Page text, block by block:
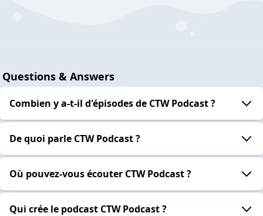
Questions & Answers
Combien y a-t-il d'épisodes de CTW Podcast ?
De quoi parle CTW Podcast ?
Où pouvez-vous écouter CTW Podcast ?
Qui crée le podcast CTW Podcast ?